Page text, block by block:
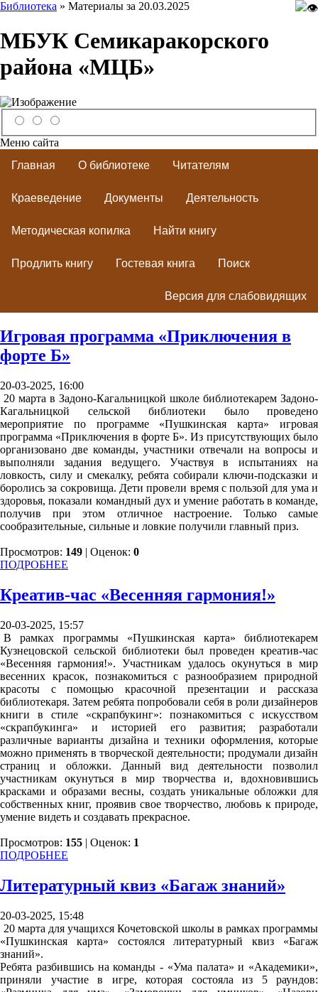
Библиотека » Материалы за 20.03.2025
МБУК Семикаракорского
района «МЦБ»
Меню сайта
Главная
О библиотеке Читателям
Краеведение Документы Деятельность
Методическая копилка Найти книгу
Продлить книгу Гостевая книга Поиск
Версия для слабовидящих
Игровая программа «Приключения в
форте Б»
20-03-2025, 16:00
20 марта в Задоно-Кагальницкой школе библиотекарем Задоно-
Кагальницкой сельской библиотеки было проведено
мероприятие по программе «Пушкинская карта» игровая
программа «Приключения в форте Б». Из присутствующих было
организовано две команды, участники отвечали на вопросы и
выполняли задания ведущего. Участвуя в испытаниях на
ловкость, силу и смекалку, ребята собирали ключи-подсказки и
боролись за сокровища. Дети провели время с пользой для ума и
здоровья, показали командный дух и умение работать в команде,
получив при этом отличное настроение. Только самые
сообразительные, сильные и ловкие получили главный приз.
Просмотров: 149 | Оценок: 0
ПОДРОБНЕЕ
Креатив-час «Весенняя гармония!»
20-03-2025, 15:57
В рамках программы «Пушкинская карта» библиотекарем
Кузнецовской сельской библиотеки был проведен креатив-час
«Весенняя гармония!». Участникам удалось окунуться в мир
весенних красок, познакомиться с разнообразием природной
красоты с помощью красочной презентации и рассказа
библиотекаря. Затем ребята попробовали себя в роли дизайнеров
книги в стиле «скрапбукинг»: познакомиться с искусством
«скрапбукинга» и историей его развития; разработали
различные варианты дизайна и техники оформления, которые
можно применять в творческой деятельности; продумали дизайн
страниц и обложки. Данный вид деятельности позволил
участникам окунуться в мир творчества и, вдохновившись
красками и образами весны, создать уникальные обложки для
собственных книг, проявив свое творчество, любовь к природе,
умение видеть и создавать прекрасное.
Просмотров: 155 | Оценок: 1
ПОДРОБНЕЕ
Литературный квиз «Багаж знаний»
20-03-2025, 15:48
20 марта для учащихся Кочетовской школы в рамках программы
«Пушкинская карта» состоялся литературный квиз «Багаж
знаний».
Ребята разбившись на команды - «Ума палата» и «Академики»,
приняли участие в игре, которая состояла из 5 раундов: